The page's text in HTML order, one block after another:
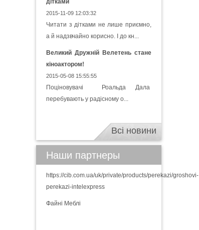
дітками
2015-11-09 12:03:32
Читати з дітками не лише приємно,
а й надзвчайно корисно. І до кн...
Великий Дружній Велетень стане
кіноактором!
2015-05-08 15:55:55
Поціновувачі Роальда Дала
перебувають у радісному о...
Всі новини
Наши партнеры
https://cib.com.ua/uk/private/products/perekazi/groshovi-
perekazi-intelexpress
Файні Меблі